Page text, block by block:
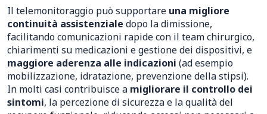
Il telemonitoraggio può supportare una migliore
continuità assistenziale dopo la dimissione,
facilitando comunicazioni rapide con il team chirurgico,
chiarimenti su medicazioni e gestione dei dispositivi, e
maggiore aderenza alle indicazioni (ad esempio
mobilizzazione, idratazione, prevenzione della stipsi).
In molti casi contribuisce a migliorare il controllo dei
sintomi, la percezione di sicurezza e la qualità del